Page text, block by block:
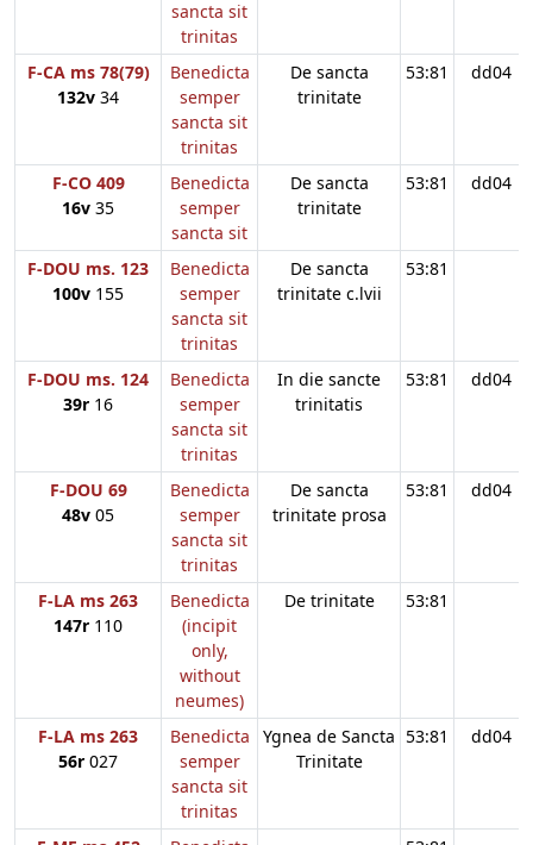
sancta sit
trinitas
F-CA ms 78(79)
132v 34
Benedicta
semper
sancta sit
trinitas
De sancta
trinitate
53:81 dd04
F-CO 409
16v 35
Benedicta
semper
sancta sit
De sancta
trinitate
53:81 dd04
F-DOU ms. 123
100v 155
Benedicta
semper
sancta sit
trinitas
De sancta
trinitate c.lvii
53:81
F-DOU ms. 124
39r 16
Benedicta
semper
sancta sit
trinitas
In die sancte
trinitatis
53:81 dd04
F-DOU 69
48v 05
Benedicta
semper
sancta sit
trinitas
De sancta
trinitate prosa
53:81 dd04
F-LA ms 263
147r 110
Benedicta
(incipit
only,
without
neumes)
De trinitate 53:81
F-LA ms 263
56r 027
Benedicta
semper
sancta sit
trinitas
Ygnea de Sancta
Trinitate
53:81 dd04